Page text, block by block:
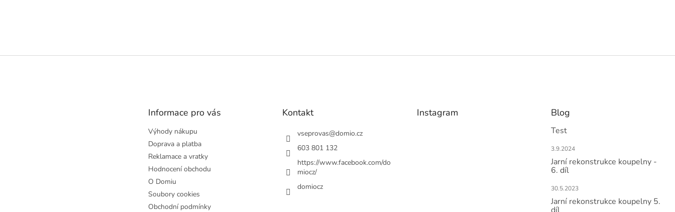
Z
Informace pro vás
Výhody nákupu
Doprava a platba
Reklamace a vratky
Hodnocení obchodu
O Domiu
Soubory cookies
Obchodní podmínky
Kontakt
vseprovas@domio.cz
603 801 132
https://www.facebook.com/do
miocz/
domiocz
Instagram Blog
Test
3.9.2024
Jarní rekonstrukce koupelny -
6. díl
30.5.2023
Jarní rekonstrukce koupelny 5.